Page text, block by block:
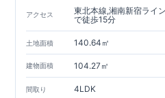
ストプランをご提供いたします。
る事で、コストダウンに努めてお
中! ・現地ご見学予約受付中◎ 平
可能です
ご希望のお客様は一度
ージに載っていない詳しい内容や
等がございましたらお気軽にご連
東栄住宅 岡崎営業所
アクセス
東北本線,湘南新宿ライ
で徒歩15分
土地面積 140.64㎡
建物面積 104.27㎡
間取り 4LDK